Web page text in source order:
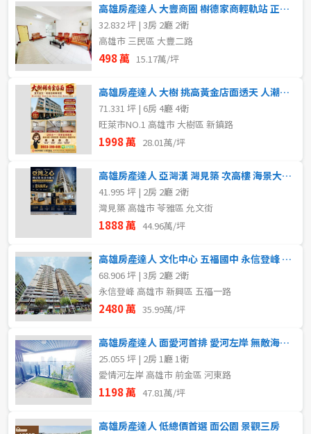
高雄房產達人 大豐商圈 樹德家商輕軌站 正興國小 學區房
32.832 坪 | 3房 2廳 2衛
高雄市 三民區 大豐二路
498 萬 15.17萬/坪
高雄房產達人 大樹 挑高黃金店面透天 人潮錢潮一次擁有
71.331 坪 | 6房 4廳 4衛
旺萊市NO.1 高雄市 大樹區 新鎮路
1998 萬 28.01萬/坪
高雄房產達人 亞灣漢 灣見築 次高樓 海景大2房 雙衛精品宅
41.995 坪 | 2房 2廳 2衛
灣見築 高雄市 苓雅區 允文街
1888 萬 44.96萬/坪
高雄房產達人 文化中心 五福國中 永信登峰 大三房平車
68.906 坪 | 3房 2廳 2衛
永信登峰 高雄市 新興區 五福一路
2480 萬 35.99萬/坪
高雄房產達人 面愛河首排 愛河左岸 無敵海景 2房車位
25.055 坪 | 2房 1廳 1衛
愛情河左岸 高雄市 前金區 河東路
1198 萬 47.81萬/坪
高雄房產達人 低總價首選 面公園 景觀三房